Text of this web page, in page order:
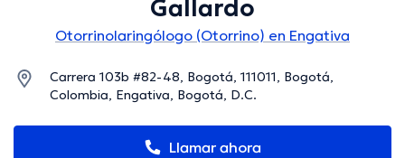
Gallardo
Otorrinolaringólogo (Otorrino) en Engativa
Carrera 103b #82-48, Bogotá, 111011, Bogotá,
Colombia, Engativa, Bogotá, D.C.
Llamar ahora